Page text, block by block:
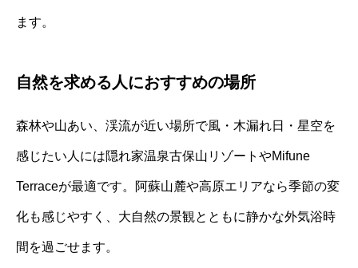
ます。
自然を求める人におすすめの場所
森林や山あい、渓流が近い場所で風・木漏れ日・星空を
感じたい人には隠れ家温泉古保山リゾートやMifune
Terraceが最適です。阿蘇山麓や高原エリアなら季節の変
化も感じやすく、大自然の景観とともに静かな外気浴時
間を過ごせます。